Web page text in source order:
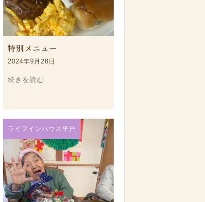
特別メニュー
2024年9月28日
続きを読む
ライフインハウス平戸